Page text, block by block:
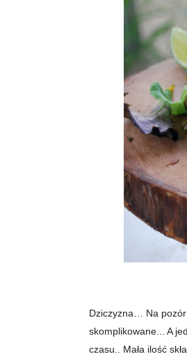
Dziczyzna… Na
skomplikowane... A
czasu.. Mała ilość